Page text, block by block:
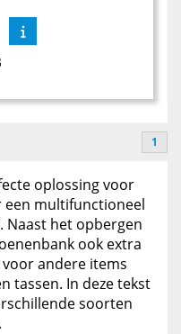
1
oplossing voor
een multifunctioneel
Naast het opbergen
ook extra
andere items
tassen. In deze tekst
soorten